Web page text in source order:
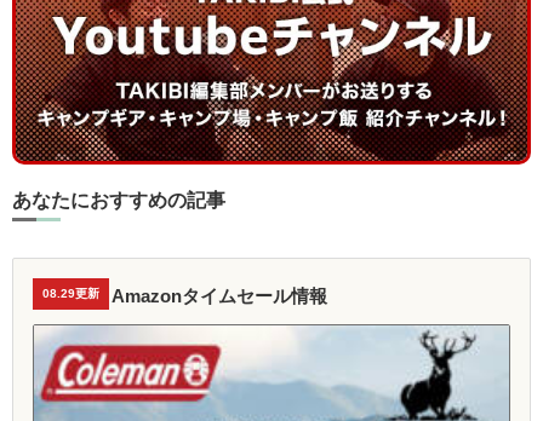
あなたにおすすめの記事
08.29更新 Amazonタイムセール情報